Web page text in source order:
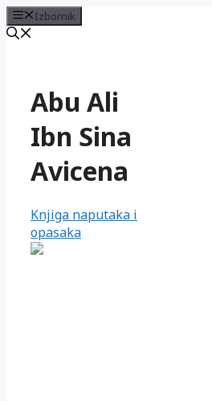
Izbornik
Abu Ali
Ibn Sina
Avicena
Knjiga naputaka i
opasaka